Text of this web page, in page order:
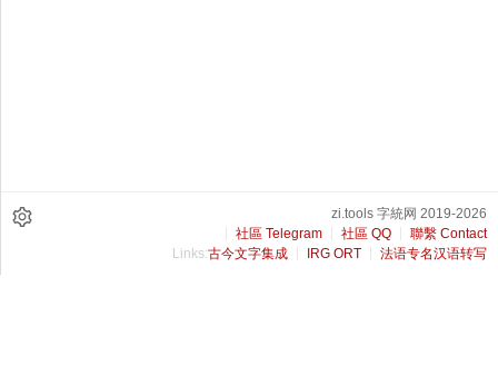
zi.tools 字統网 2019-2026
社區 Telegram
社區 QQ
聯繫 Contact
Links:古今文字集成 IRG ORT 法语专名汉语转写